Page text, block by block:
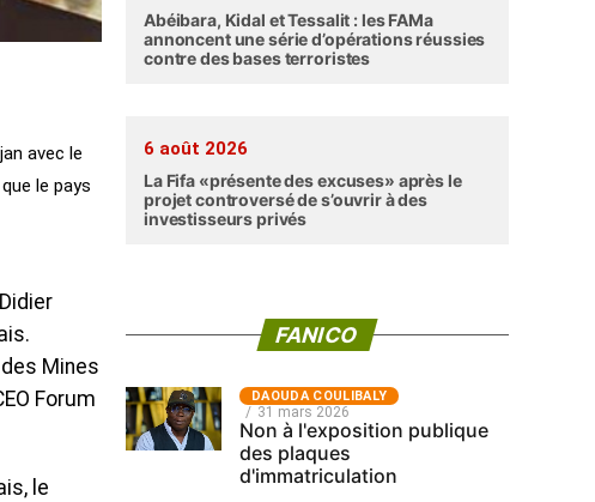
avec le
le pays
Mines
Forum
le
Abéibara, Kidal et Tessalit : les FAMa
annoncent une série d’opérations réussies
contre des bases terroristes
6 août 2026
La Fifa «présente des excuses» après le
projet controversé de s’ouvrir à des
investisseurs privés
FANICO
‎DAOUDA COULIBALY
31 mars 2026
Non à l'exposition publique
des plaques
d'immatriculation